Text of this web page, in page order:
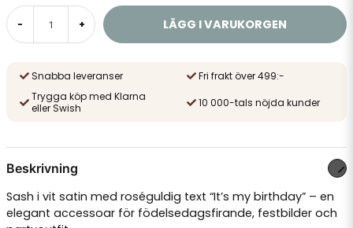
- + LÄGG I VARUKORGEN
Snabba leveranser
Fri frakt över 499:-
Trygga köp med Klarna
eller Swish
10 000-tals nöjda kunder
Beskrivning
Sash i vit satin med roséguldig text “It’s my birthday” – en
elegant accessoar för födelsedagsfirande, festbilder och